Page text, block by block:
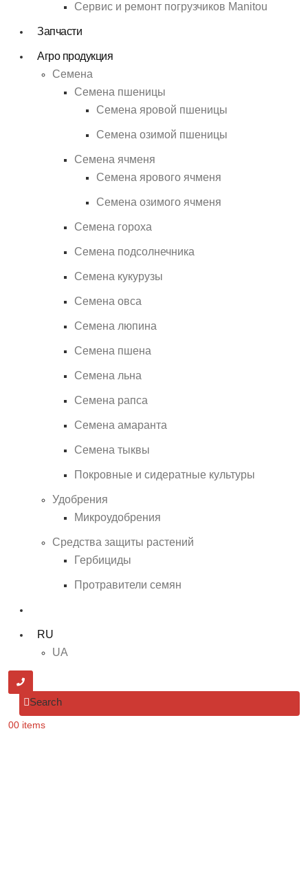
Сервис и ремонт погрузчиков Manitou
Запчасти
Агро продукция
Семена
Семена пшеницы
Семена яровой пшеницы
Семена озимой пшеницы
Семена ячменя
Семена ярового ячменя
Семена озимого ячменя
Семена гороха
Семена подсолнечника
Семена кукурузы
Семена овса
Семена люпина
Семена пшена
Семена льна
Семена рапса
Семена амаранта
Семена тыквы
Покровные и сидератные культуры
Удобрения
Микроудобрения
Средства защиты растений
Гербициды
Протравители семян
RU
UA
Search
00 items